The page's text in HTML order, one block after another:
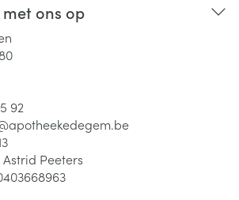
ons op
92
apotheekedegem.be
Astrid Peeters